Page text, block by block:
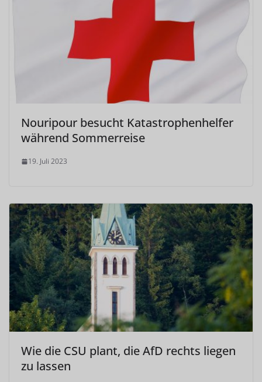
Nouripour besucht Katastrophenhelfer
während Sommerreise
19. Juli 2023
Wie die CSU plant, die AfD rechts liegen
zu lassen